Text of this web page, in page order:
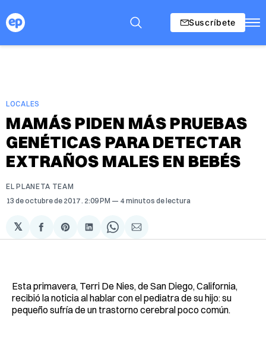
Suscríbete
LOCALES
MAMÁS PIDEN MÁS PRUEBAS
GENÉTICAS PARA DETECTAR
EXTRAÑOS MALES EN BEBÉS
EL PLANETA TEAM
13 de octubre de 2017 . 2:09 PM 4 minutos de lectura
𝕏
Compartir
en
Share
on
Compartir
en
Share
on
Compartir
via
Esta primavera, Terri De Nies, de San Diego, California,
recibió la noticia al hablar con el pediatra de su hijo: su
pequeño sufría de un trastorno cerebral poco común.